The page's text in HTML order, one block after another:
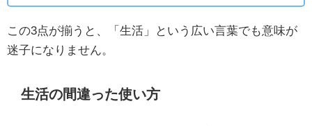
この3点が揃うと、「生活」という広い言葉でも意味が
迷子になりません。
生活の間違った使い方